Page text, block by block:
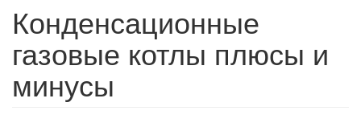
Конденсационные
газовые котлы плюсы и
минусы